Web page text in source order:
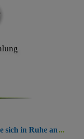
sich in Ruhe an